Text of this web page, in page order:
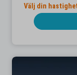
Välj din